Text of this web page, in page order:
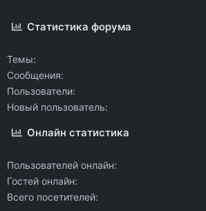
Статистика форума
Темы
Сообщения
Пользователи
Новый пользователь
Онлайн статистика
Пользователей онлайн
Гостей онлайн
Всего посетителей